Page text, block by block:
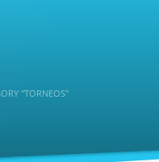
"TORNEOS"